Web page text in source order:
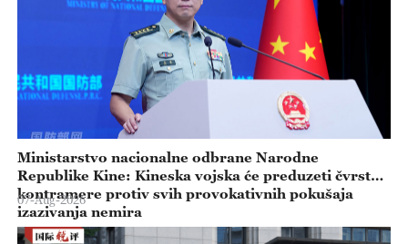
Ministarstvo nacionalne odbrane Narodne
Republike Kine: Kineska vojska će preduzeti čvrste
kontramere protiv svih provokativnih pokušaja
izazivanja nemira
07-Aug-2026